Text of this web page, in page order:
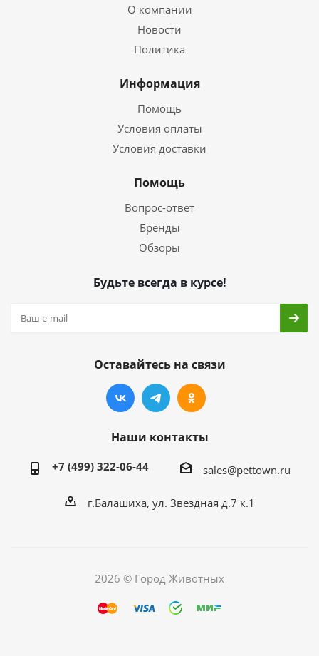
О компании
Новости
Политика
Информация
Помощь
Условия оплаты
Условия доставки
Помощь
Вопрос-ответ
Бренды
Обзоры
Будьте всегда в курсе!
Оставайтесь на связи
Наши контакты
+7 (499) 322-06-44 sales@pettown.ru
г.Балашиха, ул. Звездная д.7 к.1
2026 © Город Животных